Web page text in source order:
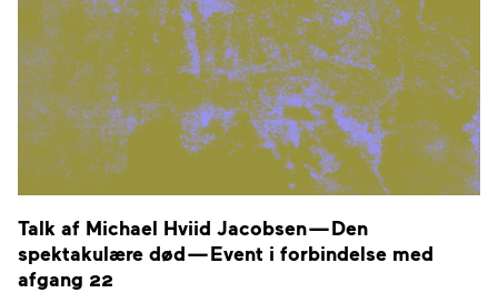
Talk af Michael Hviid Jacobsen — Den
spektakulære død — Event i forbindelse med
afgang 22